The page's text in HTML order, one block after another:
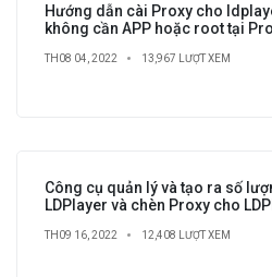
Hướng dẫn cài Proxy cho
không cần APP hoặc root tại
TH08 04, 2022 13,967 LƯỢT XEM
Công cụ quản lý và tạo ra số
LDPlayer và chèn Proxy cho
TH09 16, 2022 12,408 LƯỢT XEM